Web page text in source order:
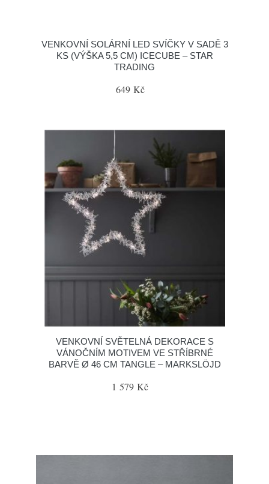
VENKOVNÍ SOLÁRNÍ LED SVÍČKY V SADĚ 3
KS (VÝŠKA 5,5 CM) ICECUBE – STAR
TRADING
649 Kč
VENKOVNÍ SVĚTELNÁ DEKORACE S
VÁNOČNÍM MOTIVEM VE STŘÍBRNÉ
BARVĚ Ø 46 CM TANGLE – MARKSLÖJD
1 579 Kč